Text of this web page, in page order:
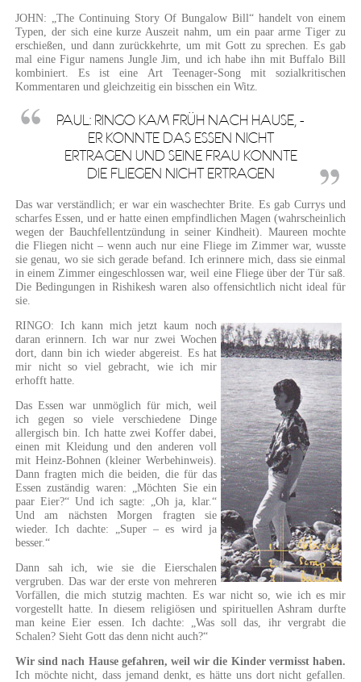
JOHN: „The Continuing Story Of Bungalow Bill“ handelt von einem
Typen, der sich eine kurze Auszeit nahm, um ein paar arme Tiger zu
erschießen, und dann zurückkehrte, um mit Gott zu sprechen. Es gab
mal eine Figur namens Jungle Jim, und ich habe ihn mit Buffalo Bill
kombiniert. Es ist eine Art Teenager-Song mit sozialkritischen
Kommentaren und gleichzeitig ein bisschen ein Witz.
PAUL: RINGO KAM FRÜH NACH HAUSE, -
ER KONNTE DAS ESSEN NICHT
ERTRAGEN UND SEINE FRAU KONNTE
DIE FLIEGEN NICHT ERTRAGEN
Das war verständlich; er war ein waschechter Brite. Es gab Currys und
scharfes Essen, und er hatte einen empfindlichen Magen (wahrscheinlich
wegen der Bauchfellentzündung in seiner Kindheit). Maureen mochte
die Fliegen nicht – wenn auch nur eine Fliege im Zimmer war, wusste
sie genau, wo sie sich gerade befand. Ich erinnere mich, dass sie einmal
in einem Zimmer eingeschlossen war, weil eine Fliege über der Tür saß.
Die Bedingungen in Rishikesh waren also offensichtlich nicht ideal für
sie.
RINGO: Ich kann mich jetzt kaum noch
daran erinnern. Ich war nur zwei Wochen
dort, dann bin ich wieder abgereist. Es hat
mir nicht so viel gebracht, wie ich mir
erhofft hatte.
Das Essen war unmöglich für mich, weil
ich gegen so viele verschiedene Dinge
allergisch bin. Ich hatte zwei Koffer dabei,
einen mit Kleidung und den anderen voll
mit Heinz-Bohnen (kleiner Werbehinweis).
Dann fragten mich die beiden, die für das
Essen zuständig waren: „Möchten Sie ein
paar Eier?“ Und ich sagte: „Oh ja, klar.“
Und am nächsten Morgen fragten sie
wieder. Ich dachte: „Super – es wird ja
besser.“
Dann sah ich, wie sie die Eierschalen
vergruben. Das war der erste von mehreren
Vorfällen, die mich stutzig machten. Es war nicht so, wie ich es mir
vorgestellt hatte. In diesem religiösen und spirituellen Ashram durfte
man keine Eier essen. Ich dachte: „Was soll das, ihr vergrabt die
Schalen? Sieht Gott das denn nicht auch?“
Wir sind nach Hause gefahren, weil wir die Kinder vermisst haben.
Ich möchte nicht, dass jemand denkt, es hätte uns dort nicht gefallen.